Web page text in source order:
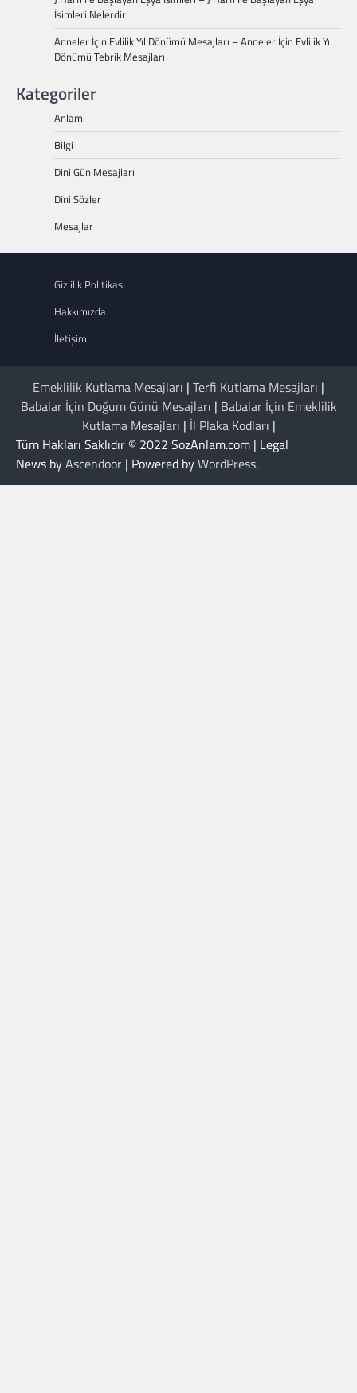
İsimleri Nelerdir
Anneler İçin Evlilik Yıl Dönümü Mesajları – Anneler İçin Evlilik Yıl
Dönümü Tebrik Mesajları
Kategoriler
Anlam
Bilgi
Dini Gün Mesajları
Dini Sözler
Mesajlar
Gizlilik Politikası
Hakkımızda
İletişim
Emeklilik Kutlama Mesajları | Terfi Kutlama Mesajları |
Babalar İçin Doğum Günü Mesajları | Babalar İçin Emeklilik
Kutlama Mesajları | İl Plaka Kodları |
Tüm Hakları Saklıdır © 2022 SozAnlam.com | Legal
News byAscendoor | Powered byWordPress.